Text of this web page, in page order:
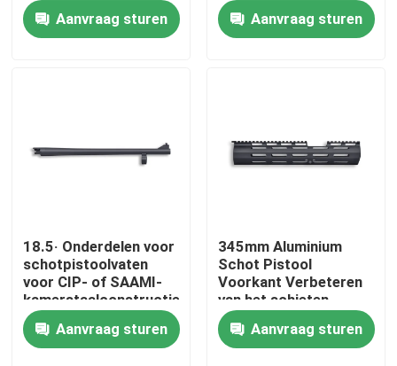
Thuis
Kwaliteitscontrole
Neem contact met ons op
Aanvraag sturen
Aanvraag sturen
18.5· Onderdelen voor
schotpistoolvaten
voor CIP- of SAAMI-
kamerstaalconstructies
Aanvraag sturen
345mm Aluminium
Schot Pistool
Voorkant Verbeteren
van het schieten
ervaring lichtgewicht
Aanvraag sturen